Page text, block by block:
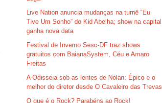
Live Nation anuncia mudanças na turnê “Eu
Tive Um Sonho” do Kid Abelha; show na capital
ganha nova data
Festival de Inverno Sesc-DF traz shows
gratuitos com BaianaSystem, Céu e Amaro
Freitas
A Odisseia sob as lentes de Nolan: Épico e o
melhor do diretor desde O Cavaleiro das Trevas
O que é o Rock? Parabéns ao Rock!